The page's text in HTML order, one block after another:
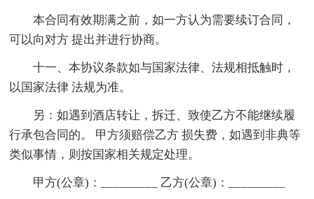
本合同有效期满之前，如一方认为需要续订合同，
可以向对方 提出并进行协商。
十一、本协议条款如与国家法律、法规相抵触时，
以国家法律 法规为准。
另：如遇到酒店转让，拆迁、致使乙方不能继续履
行承包合同的。 甲方须赔偿乙方 损失费，如遇到非典等
类似事情，则按国家相关规定处理。
甲方(公章)：_________ 乙方(公章)：_________